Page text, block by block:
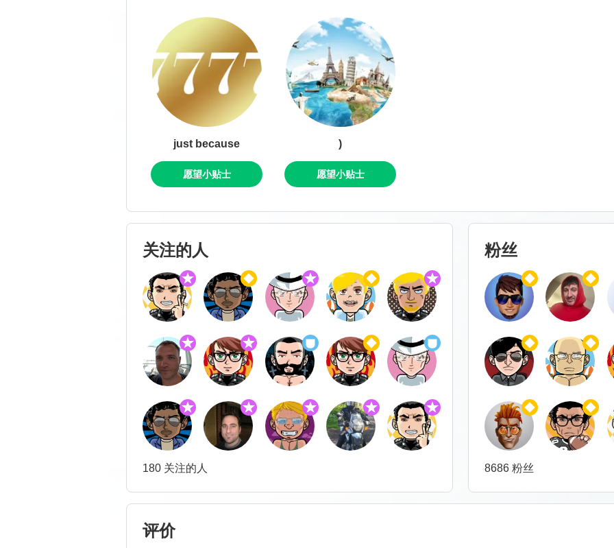
just because
愿望小贴士
)
愿望小贴士
关注的人
180 关注的人
粉丝
8686 粉丝
评价